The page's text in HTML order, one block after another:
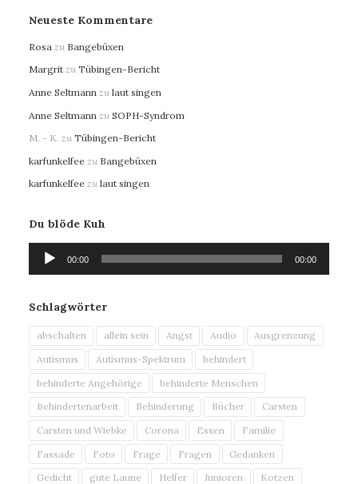
Neueste Kommentare
Rosa zu Bangebüxen
Margrit zu Tübingen-Bericht
Anne Seltmann zu laut singen
Anne Seltmann zu SOPH-Syndrom
M. - K. zu Tübingen-Bericht
karfunkelfee zu Bangebüxen
karfunkelfee zu laut singen
Du blöde Kuh
Audio-
Player
00:00 00:00
Schlagwörter
abschalten allein sein Angst Audio
Ausgrenzung
Autismus
Autismus-Spektrum
behindert
behinderte Angehörige
behinderte Menschen
Behindertenarbeit
Behinderung Bücher
Carsten
Carsten und Wiebke
Corona Essen
Familie
Fassade
Foto Frage Fragen
Gedanken
Gedicht
gute Laune Helfer Junioren Kotzen